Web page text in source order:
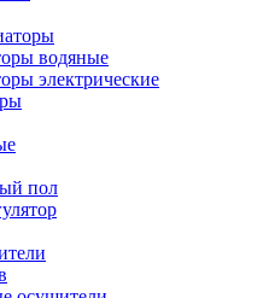
водяные
электрические
пол